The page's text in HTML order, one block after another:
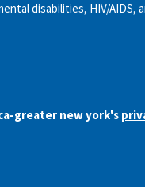
disabilities, HIV/AIDS,
greater new york's